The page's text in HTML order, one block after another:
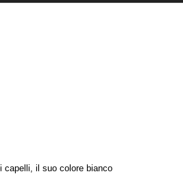
capelli, il suo colore bianco